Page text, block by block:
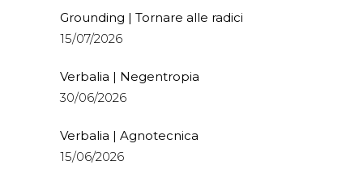
Grounding | Tornare alle radici
15/07/2026
Verbalia | Negentropia
30/06/2026
Verbalia | Agnotecnica
15/06/2026